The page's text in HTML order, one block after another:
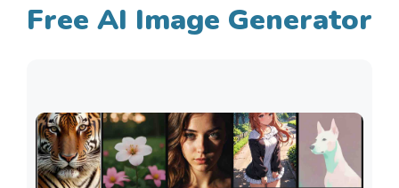
Free AI Image Generator